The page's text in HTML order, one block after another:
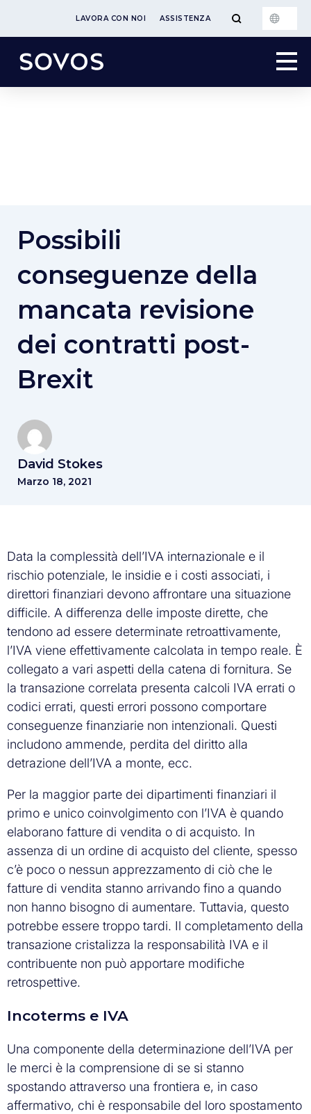
LAVORA CON NOI ASSISTENZA
Possibili
conseguenze della
mancata revisione
dei contratti post-
Brexit
David Stokes
Marzo 18, 2021
Data la complessità dell’IVA internazionale e il
rischio potenziale, le insidie e i costi associati, i
direttori finanziari devono affrontare una situazione
difficile. A differenza delle imposte dirette, che
tendono ad essere determinate retroattivamente,
l’IVA viene effettivamente calcolata in tempo reale. È
collegato a vari aspetti della catena di fornitura. Se
la transazione correlata presenta calcoli IVA errati o
codici errati, questi errori possono comportare
conseguenze finanziarie non intenzionali. Questi
includono ammende, perdita del diritto alla
detrazione dell’IVA a monte, ecc.
Per la maggior parte dei dipartimenti finanziari il
primo e unico coinvolgimento con l’IVA è quando
elaborano fatture di vendita o di acquisto. In
assenza di un ordine di acquisto del cliente, spesso
c’è poco o nessun apprezzamento di ciò che le
fatture di vendita stanno arrivando fino a quando
non hanno bisogno di aumentare. Tuttavia, questo
potrebbe essere troppo tardi. Il completamento della
transazione cristalizza la responsabilità IVA e il
contribuente non può apportare modifiche
retrospettive.
Incoterms e IVA
Una componente della determinazione dell’IVA per
le merci è la comprensione di se si stanno
spostando attraverso una frontiera e, in caso
affermativo, chi è responsabile del loro spostamento